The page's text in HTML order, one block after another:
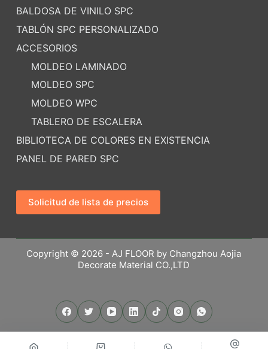
BALDOSA DE VINILO SPC
TABLÓN SPC PERSONALIZADO
ACCESORIOS
MOLDEO LAMINADO
MOLDEO SPC
MOLDEO WPC
TABLERO DE ESCALERA
BIBLIOTECA DE COLORES EN EXISTENCIA
PANEL DE PARED SPC
Solicitud de lista de precios
Copyright © 2026 - AJ FLOOR by Changzhou Aojia
Decorate Material CO.,LTD